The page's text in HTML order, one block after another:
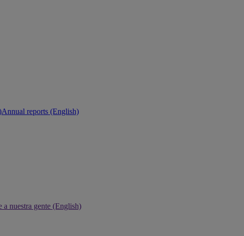
Annual reports (English)
a nuestra gente (English)